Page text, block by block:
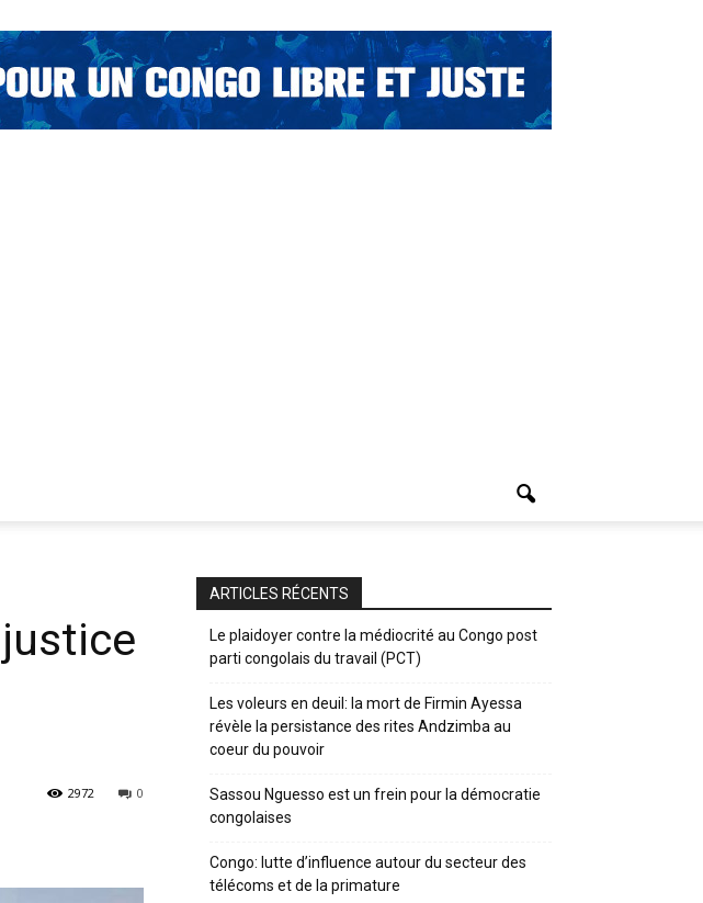
0
2972
ARTICLES RÉCENTS
Le plaidoyer contre la médiocrité au Congo post
parti congolais du travail (PCT)
Les voleurs en deuil: la mort de Firmin Ayessa
révèle la persistance des rites Andzimba au
coeur du pouvoir
Sassou Nguesso est un frein pour la démocratie
congolaises
Congo: lutte d’influence autour du secteur des
télécoms et de la primature